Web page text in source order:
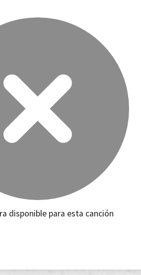
disponible para esta canción